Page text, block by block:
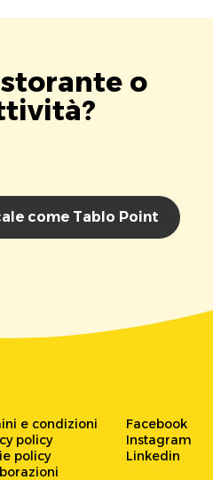
o
come Tablo Point
e condizioni
policy
policy
Facebook
Instagram
Linkedin